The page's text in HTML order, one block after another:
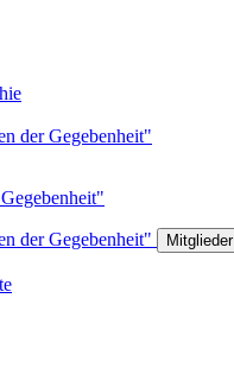
der Gegebenheit"
der Gegebenheit" Mitglieder